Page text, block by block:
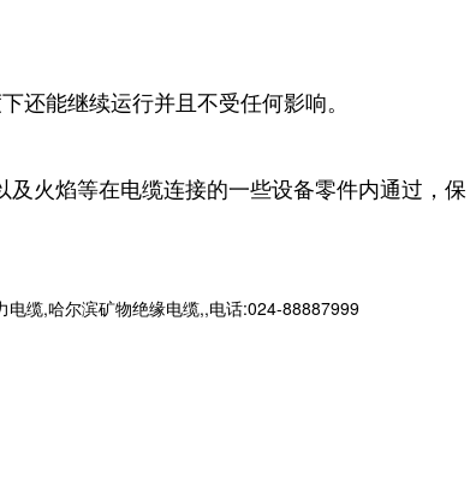
能继续运行并且不受任何影响。
火焰等在电缆连接的一些设备零件内通过，保
电缆,哈尔滨矿物绝缘电缆,,电话:024-88887999